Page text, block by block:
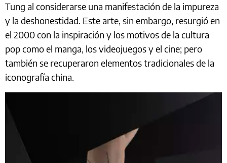
Tung al considerarse una manifestación de la impureza
y la deshonestidad. Este arte, sin embargo, resurgió en
el 2000 con la inspiración y los motivos de la cultura
pop como el manga, los videojuegos y el cine; pero
también se recuperaron elementos tradicionales de la
iconografía china.